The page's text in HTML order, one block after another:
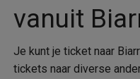
vanuit
Je kunt je ticket naar
tickets naar diverse